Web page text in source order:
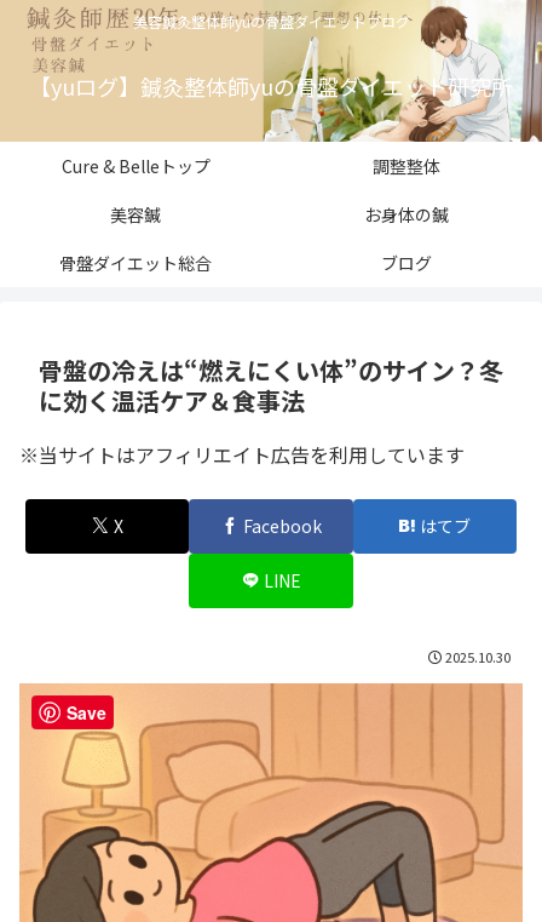
美容鍼灸整体師yuの骨盤ダイエットブログ
【yuログ】鍼灸整体師yuの骨盤ダイエット研究所
Cure & Belleトップ
調整整体
美容鍼
お身体の鍼
骨盤ダイエット総合
ブログ
骨盤の冷えは“燃えにくい体”のサイン？冬
に効く温活ケア＆食事法
※当サイトはアフィリエイト広告を利用しています
X Facebook はてブ
LINE
2025.10.30
Save